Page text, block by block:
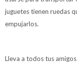
juguetes tienen ruedas
empujarlos.
Lleva a todos tus